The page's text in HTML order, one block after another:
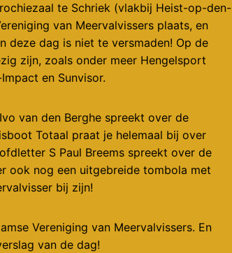
te Schriek (vlakbij Heist-op-den-
van Meervalvissers plaats, en
deze dag is niet te versmaden! Op de
zijn, zoals onder meer Hengelsport
en Sunvisor.
van den Berghe spreekt over de
Totaal praat je helemaal bij over
S Paul Breems spreekt over de
ook nog een uitgebreide tombola met
bij zijn!
Vereniging van Meervalvissers. En
van de dag!